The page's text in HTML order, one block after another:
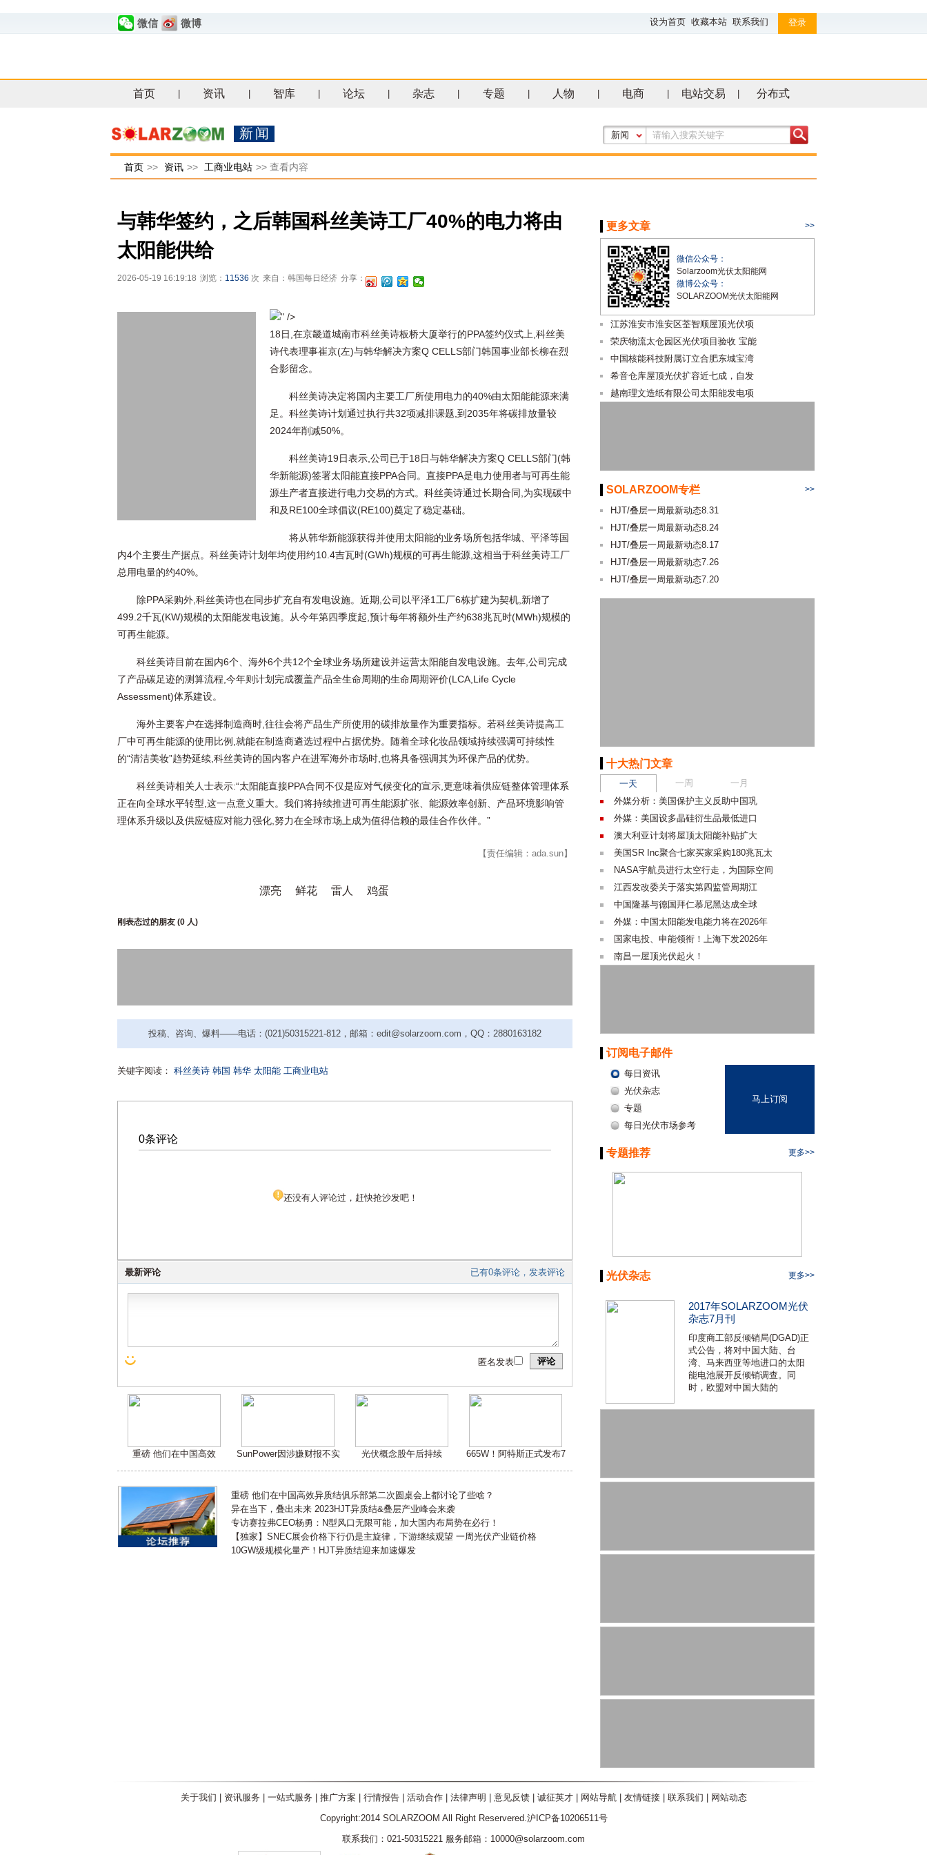
微信 微博 设为首页 收藏本站 联系我们 登录
首页 资讯 智库 论坛 杂志 专题 人物 电商 电站交易 分布式
新闻 新闻
首页 >> 资讯 >> 工商业电站 >> 查看内容
与韩华签约，之后韩国科丝美诗工厂40%的电力将由
太阳能供给
2026-05-19 16:19:18 浏览： 11536 次 来自：韩国每日经济 分享：
" />
18日,在京畿道城南市科丝美诗板桥大厦举行的PPA签约仪式上,科丝美
诗代表理事崔京(左)与韩华解决方案Q CELLS部门韩国事业部长柳在烈
合影留念。
科丝美诗决定将国内主要工厂所使用电力的40%由太阳能能源来满
足。科丝美诗计划通过执行共32项减排课题,到2035年将碳排放量较
2024年削减50%。
科丝美诗19日表示,公司已于18日与韩华解决方案Q CELLS部门(韩
华新能源)签署太阳能直接PPA合同。直接PPA是电力使用者与可再生能
源生产者直接进行电力交易的方式。科丝美诗通过长期合同,为实现碳中
和及RE100全球倡议(RE100)奠定了稳定基础。
将从韩华新能源获得并使用太阳能的业务场所包括华城、平泽等国
内4个主要生产据点。科丝美诗计划年均使用约10.4吉瓦时(GWh)规模的可再生能源,这相当于科丝美诗工厂
总用电量的约40%。
除PPA采购外,科丝美诗也在同步扩充自有发电设施。近期,公司以平泽1工厂6栋扩建为契机,新增了
499.2千瓦(KW)规模的太阳能发电设施。从今年第四季度起,预计每年将额外生产约638兆瓦时(MWh)规模的
可再生能源。
科丝美诗目前在国内6个、海外6个共12个全球业务场所建设并运营太阳能自发电设施。去年,公司完成
了产品碳足迹的测算流程,今年则计划完成覆盖产品全生命周期的生命周期评价(LCA,Life Cycle
Assessment)体系建设。
海外主要客户在选择制造商时,往往会将产品生产所使用的碳排放量作为重要指标。若科丝美诗提高工
厂中可再生能源的使用比例,就能在制造商遴选过程中占据优势。随着全球化妆品领域持续强调可持续性
的“清洁美妆”趋势延续,科丝美诗的国内客户在进军海外市场时,也将具备强调其为环保产品的优势。
科丝美诗相关人士表示:“太阳能直接PPA合同不仅是应对气候变化的宣示,更意味着供应链整体管理体系
正在向全球水平转型,这一点意义重大。我们将持续推进可再生能源扩张、能源效率创新、产品环境影响管
理体系升级以及供应链应对能力强化,努力在全球市场上成为值得信赖的最佳合作伙伴。”
【责任编辑：ada.sun】
漂亮 鲜花 雷人 鸡蛋
刚表态过的朋友 (0 人)
投稿、咨询、爆料——电话：(021)50315221-812，邮箱：edit@solarzoom.com，QQ：2880163182
关键字阅读： 科丝美诗 韩国 韩华 太阳能 工商业电站
0条评论
还没有人评论过，赶快抢沙发吧！
已有0条评论，发表评论
最新评论
评论
匿名发表
重磅 他们在中国高效 SunPower因涉嫌财报不实 光伏概念股午后持续 665W！阿特斯正式发布7
重磅 他们在中国高效异质结俱乐部第二次圆桌会上都讨论了些啥？
异在当下，叠出未来 2023HJT异质结&叠层产业峰会来袭
专访赛拉弗CEO杨勇：N型风口无限可能，加大国内布局势在必行！
【独家】SNEC展会价格下行仍是主旋律，下游继续观望 一周光伏产业链价格
10GW级规模化量产！HJT异质结迎来加速爆发
更多文章 >>
微信公众号：
Solarzoom光伏太阳能网
微博公众号：
SOLARZOOM光伏太阳能网
江苏淮安市淮安区荃智顺屋顶光伏项
荣庆物流太仓园区光伏项目验收 宝能
中国核能科技附属订立合肥东城宝湾
希音仓库屋顶光伏扩容近七成，自发
越南理文造纸有限公司太阳能发电项
SOLARZOOM专栏 >>
HJT/叠层一周最新动态8.31
HJT/叠层一周最新动态8.24
HJT/叠层一周最新动态8.17
HJT/叠层一周最新动态7.26
HJT/叠层一周最新动态7.20
十大热门文章
一天 一周
一月
外媒分析：美国保护主义反助中国巩
外媒：美国设多晶硅衍生品最低进口
澳大利亚计划将屋顶太阳能补贴扩大
美国SR Inc聚合七家买家采购180兆瓦太
NASA宇航员进行太空行走，为国际空间
江西发改委关于落实第四监管周期江
中国隆基与德国拜仁慕尼黑达成全球
外媒：中国太阳能发电能力将在2026年
国家电投、申能领衔！上海下发2026年
南昌一屋顶光伏起火！
订阅电子邮件
每日资讯
光伏杂志
专题
每日光伏市场参考
马上订阅
专题推荐 更多>>
光伏杂志 更多>>
2017年SOLARZOOM光伏
杂志7月刊
印度商工部反倾销局(DGAD)正
式公告，将对中国大陆、台
湾、马来西亚等地进口的太阳
能电池展开反倾销调查。同
时，欧盟对中国大陆的
关于我们 资讯服务 一站式服务 推广方案 行情报告| 活动合作| 法律声明 意见反馈| 诚征英才| 网站导航| 友情链接| 联系我们
网站动态
Copyright:2014 SOLARZOOM All Right Reservered.沪ICP备10206511号
联系我们：021-50315221 服务邮箱：10000@solarzoom.com